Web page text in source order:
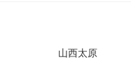
山西太原